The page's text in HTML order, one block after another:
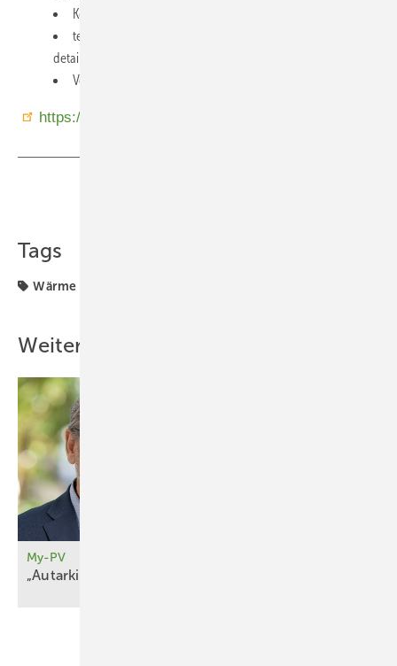
Konzeptentwicklung und Beratung im Energiebereich,
technisch-wirtschaftliche Machbarkeitsstudien und
detaillierte Planungsleistungen,
Vertrags-, Leasing- und Finanzierungsmodelle (IFC, KfW).
https://solitermgroup.com/de/home-de/
Tags
Wärme
Weitere Inhalte
My-PV
„Autarkie fä ngt erst